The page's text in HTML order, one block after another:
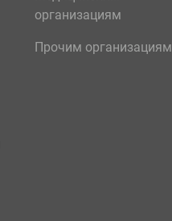
организациям
Прочим организациям